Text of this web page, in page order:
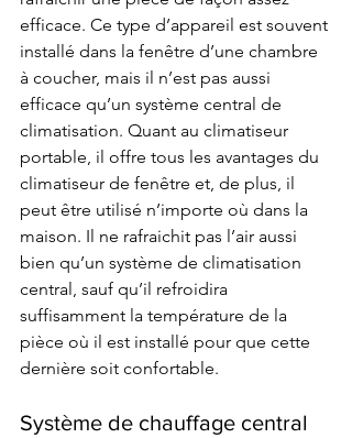
efficace. Ce type d’appareil est souvent
installé dans la fenêtre d’une chambre
à coucher, mais il n’est pas aussi
efficace qu’un système central de
climatisation. Quant au climatiseur
portable, il offre tous les avantages du
climatiseur de fenêtre et, de plus, il
peut être utilisé n’importe où dans la
maison. Il ne rafraichit pas l’air aussi
bien qu’un système de climatisation
central, sauf qu’il refroidira
suffisamment la température de la
pièce où il est installé pour que cette
dernière soit confortable.
Système de chauffage central